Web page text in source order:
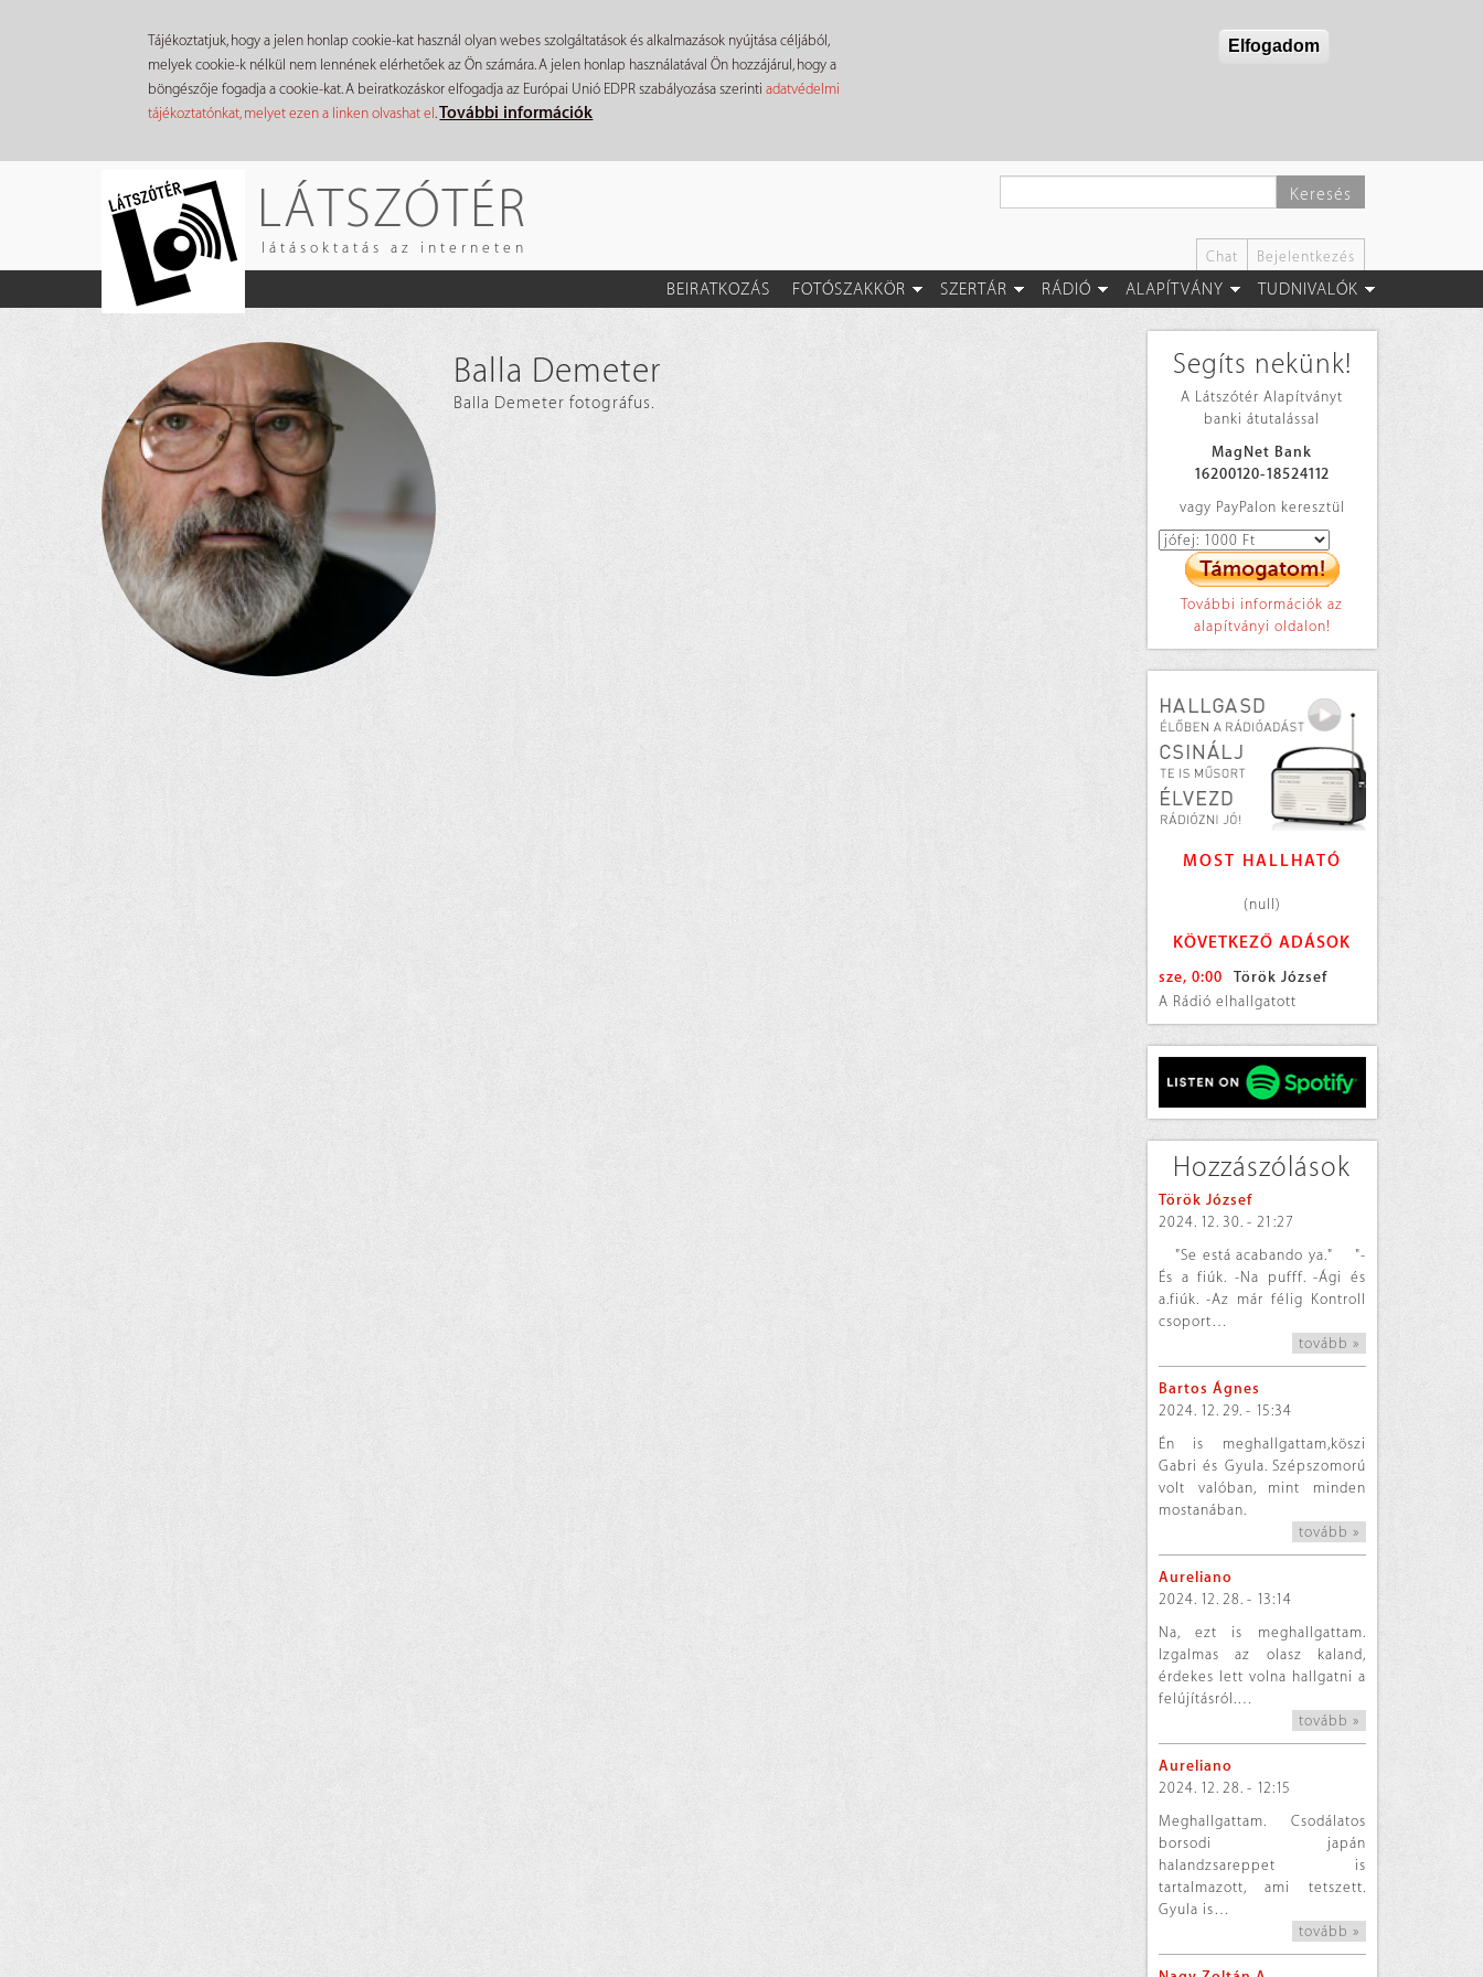
Tájékoztatjuk, hogy a jelen honlap cookie-kat használ olyan webes szolgáltatások és alkalmazások nyújtása céljából,
melyek cookie-k nélkül nem lennének elérhetőek az Ön számára. A jelen honlap használatával Ön hozzájárul, hogy a
böngészője fogadja a cookie-kat. A beiratkozáskor elfogadja az Európai Unió EDPR szabályozása szerintiadatvédelmi
tájékoztatónkat, melyet ezen a linken olvashat el.További információk
Elfogadom
LÁTSZÓTÉR
látásoktatás az interneten
Keresés
Chat Bejelentkezés
BEIRATKOZÁS FOTÓSZAKKÖR SZERTÁR RÁDIÓ ALAPÍTVÁNY TUDNIVALÓK
Balla Demeter
Balla Demeter fotográfus.
Segíts nekünk!
A Látszótér Alapítványt
banki átutalással
MagNet Bank
16200120-18524112
vagy PayPalon keresztül
További információk az
alapítványi oldalon!
MOST HALLHATÓ
(null)
KÖVETKEZŐ ADÁSOK
sze, 0:00
Török József
A Rádió elhallgatott
Hozzászólások
Török József
2024. 12. 30. - 21:27
"Se está acabando ya." "-
És a fiúk. -Na pufff. -Ági és
a.fiúk. -Az már félig Kontroll
csoport…
tovább »
Bartos Ágnes
2024. 12. 29. - 15:34
Én is meghallgattam,köszi
Gabri és Gyula. Szépszomorú
volt valóban, mint minden
mostanában.
tovább »
Aureliano
2024. 12. 28. - 13:14
Na, ezt is meghallgattam.
Izgalmas az olasz kaland,
érdekes lett volna hallgatni a
felújításról.…
tovább »
Aureliano
2024. 12. 28. - 12:15
Meghallgattam. Csodálatos
borsodi japán
halandzsareppet is
tartalmazott, ami tetszett.
Gyula is…
tovább »